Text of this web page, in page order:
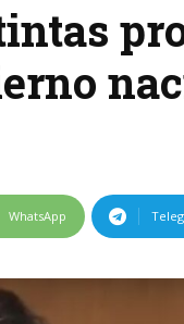
WhatsApp